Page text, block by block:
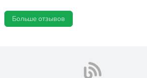
Больше отзывов